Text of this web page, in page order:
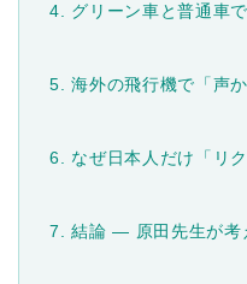
4. グリーン車と普通車
5. 海外の飛行機で「声
6. なぜ日本人だけ「リ
7. 結論 ― 原田先生が考